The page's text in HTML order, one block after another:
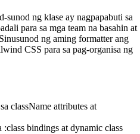
sunod ng klase ay nagpapabuti sa
para sa mga team na basahin at
ng aming formatter ang
CSS para sa pag-organisa ng
className attributes at
:class bindings at dynamic class